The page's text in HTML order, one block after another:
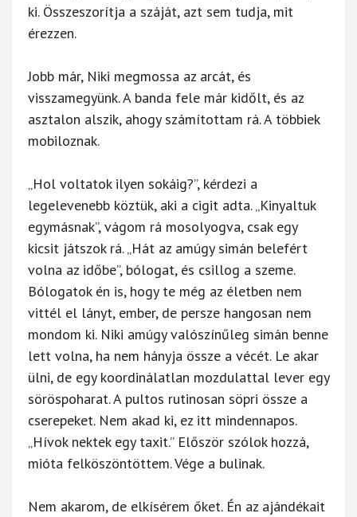
ki. Összeszorítja a száját, azt sem tudja, mit
érezzen.
Jobb már, Niki megmossa az arcát, és
visszamegyünk. A banda fele már kidőlt, és az
asztalon alszik, ahogy számítottam rá. A többiek
mobiloznak.
„Hol voltatok ilyen sokáig?”, kérdezi a
legelevenebb köztük, aki a cigit adta. „Kinyaltuk
egymásnak”, vágom rá mosolyogva, csak egy
kicsit játszok rá. „Hát az amúgy simán belefért
volna az időbe”, bólogat, és csillog a szeme.
Bólogatok én is, hogy te még az életben nem
vittél el lányt, ember, de persze hangosan nem
mondom ki. Niki amúgy valószínűleg simán benne
lett volna, ha nem hányja össze a vécét. Le akar
ülni, de egy koordinálatlan mozdulattal lever egy
söröspoharat. A pultos rutinosan söpri össze a
cserepeket. Nem akad ki, ez itt mindennapos.
„Hívok nektek egy taxit.” Először szólok hozzá,
mióta felköszöntöttem. Vége a bulinak.
Nem akarom, de elkísérem őket. Én az ajándékait